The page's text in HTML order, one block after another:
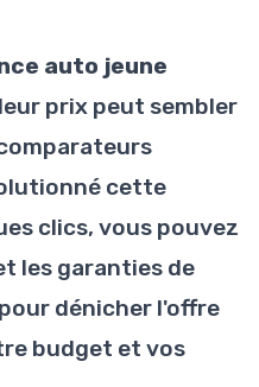
auto jeune
prix peut sembler
cette
clics, vous pouvez
les garanties de
dénicher l'offre
budget et vos